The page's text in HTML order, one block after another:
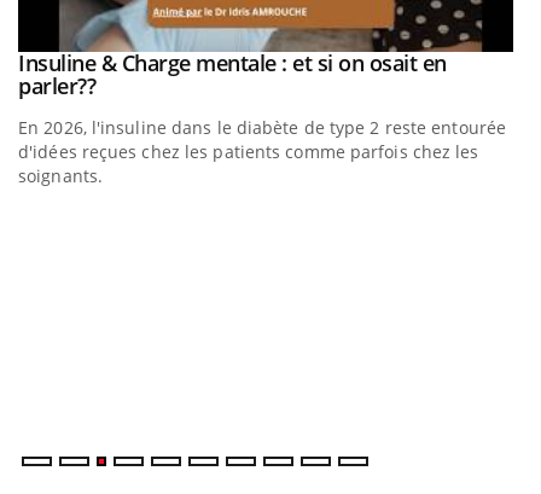
Youtube
Insuline & Charge mentale : et si on osait en
parler??Youtube
En 2026, l'insuline dans le diabète de type 2 reste entourée
d'idées reçues chez les patients comme parfois chez les
soignants.